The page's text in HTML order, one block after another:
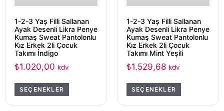
1-2-3 Yaş Filli Sallanan
Ayak Desenli Likra Penye
Kumaş Sweat Pantolonlu
Kız Erkek 2li Çocuk
Takımı İndigo
₺1.020,00 kdv
SEÇENEKLER
1-2-3 Yaş Filli Sallanan
Ayak Desenli Likra Penye
Kumaş Sweat Pantolonlu
Kız Erkek 2li Çocuk
Takımı Mint Yeşili
₺1.529,68 kdv
SEÇENEKLER